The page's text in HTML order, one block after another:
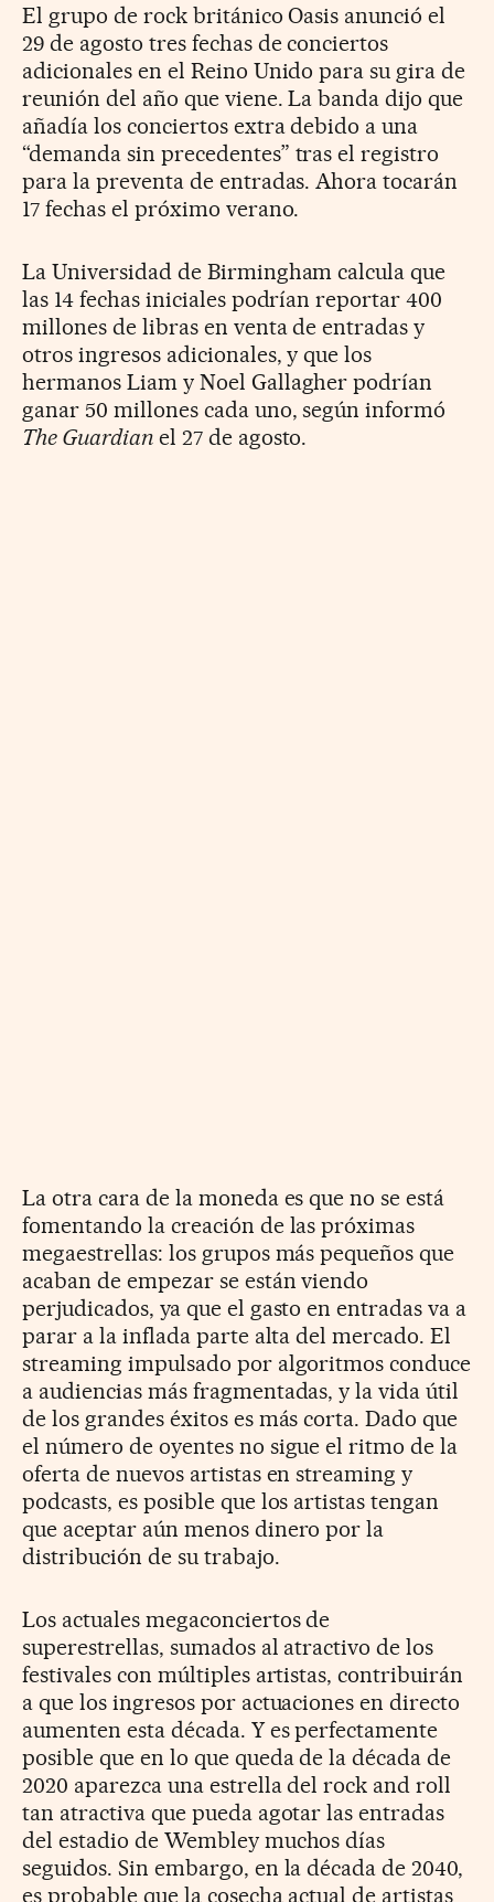
El grupo de rock británico Oasis anunció el
29 de agosto tres fechas de conciertos
adicionales en el Reino Unido para su gira de
reunión del año que viene. La banda dijo que
añadía los conciertos extra debido a una
“demanda sin precedentes” tras el registro
para la preventa de entradas. Ahora tocarán
17 fechas el próximo verano.
La Universidad de Birmingham calcula que
las 14 fechas iniciales podrían reportar 400
millones de libras en venta de entradas y
otros ingresos adicionales, y que los
hermanos Liam y Noel Gallagher podrían
ganar 50 millones cada uno, según informó
The Guardianel 27 de agosto.
La otra cara de la moneda es que no se está
fomentando la creación de las próximas
megaestrellas: los grupos más pequeños que
acaban de empezar se están viendo
perjudicados, ya que el gasto en entradas va a
parar a la inflada parte alta del mercado. El
streaming impulsado por algoritmos conduce
a audiencias más fragmentadas, y la vida útil
de los grandes éxitos es más corta. Dado que
el número de oyentes no sigue el ritmo de la
oferta de nuevos artistas en streaming y
podcasts, es posible que los artistas tengan
que aceptar aún menos dinero por la
distribución de su trabajo.
Los actuales megaconciertos de
superestrellas, sumados al atractivo de los
festivales con múltiples artistas, contribuirán
a que los ingresos por actuaciones en directo
aumenten esta década. Y es perfectamente
posible que en lo que queda de la década de
2020 aparezca una estrella del rock and roll
tan atractiva que pueda agotar las entradas
del estadio de Wembley muchos días
seguidos. Sin embargo, en la década de 2040,
es probable que la cosecha actual de artistas